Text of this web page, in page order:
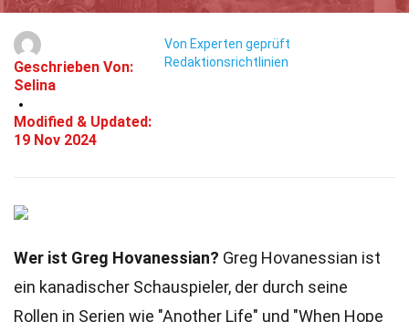
Geschrieben Von:
Selina
Modified & Updated:
19 Nov 2024
Von Experten geprüft
Redaktionsrichtlinien
Wer ist Greg Hovanessian? Greg Hovanessian ist
ein kanadischer Schauspieler, der durch seine
Rollen in Serien wie "Another Life" und "When Hope